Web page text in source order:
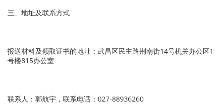
三、地址及联系方式
报送材料及领取证书的地址：武昌区民主路荆南街14号机关办公区1
号楼815办公室
联系人：郭航宇，联系电话：027-88936260